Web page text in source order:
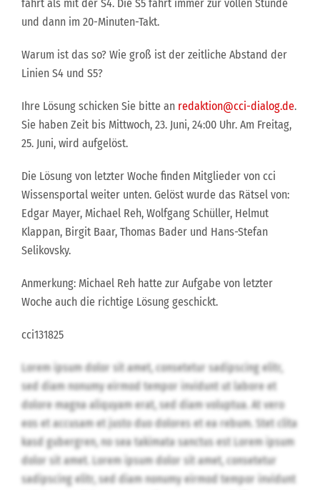
fährt als mit der S4. Die S5 fährt immer zur vollen Stunde
und dann im 20-Minuten-Takt.
Warum ist das so? Wie groß ist der zeitliche Abstand der
Linien S4 und S5?
Ihre Lösung schicken Sie bitte an redaktion@cci-dialog.de.
Sie haben Zeit bis Mittwoch, 23. Juni, 24:00 Uhr. Am Freitag,
25. Juni, wird aufgelöst.
Die Lösung von letzter Woche finden Mitglieder von cci
Wissensportal weiter unten. Gelöst wurde das Rätsel von:
Edgar Mayer, Michael Reh, Wolfgang Schüller, Helmut
Klappan, Birgit Baar, Thomas Bader und Hans-Stefan
Selikovsky.
Anmerkung: Michael Reh hatte zur Aufgabe von letzter
Woche auch die richtige Lösung geschickt.
cci131825
Lorem ipsum dolor sit amet, consetetur sadipscing elitr,
sed diam nonumy eirmod tempor invidunt ut labore et
dolore magna aliquyam erat, sed diam voluptua. At vero
eos et accusam et justo duo dolores et ea rebum. Stet clita
kasd gubergren, no sea takimata sanctus est Lorem ipsum
dolor sit amet. Lorem ipsum dolor sit amet, consetetur
sadipscing elitr, sed diam nonumy eirmod tempor invidunt